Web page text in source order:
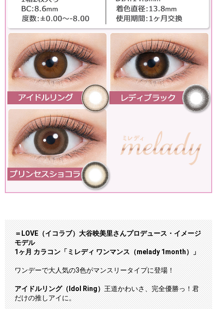
＝LOVE（イコラブ）大谷映美里さんプロデュース・イメージ
モデル
1ヶ月 カラコン「ミレディ ワンマンス（melady 1month）」
ワンデーで大人気の3色がマンスリータイプに登場！
アイドルリング（Idol Ring）王道かわいさ、完全優勝っ！君
だけの推しアイに。